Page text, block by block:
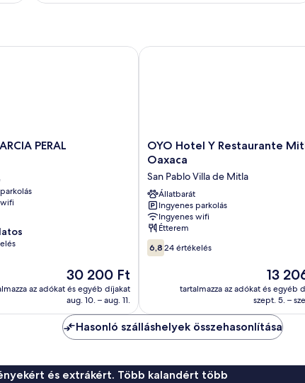
PERAL
Az
ár
30 200 Ft
30 200 Ft
az adókat és egyéb díjakat
aug. 10. – aug. 11.
PERAL
OYO
Hotel
Restaurante
Mitla,
Oaxaca
San
Pablo
Villa
de
OYO Hotel Y Restaurante
Oaxaca
San Pablo Villa de Mitla
Állatbarát
Ingyenes parkolás
Ingyenes wifi
Étterem
6.8
ennyiből:
értékelés
6,8 24 értékelés
Az
ár
13 206 Ft
13
tartalmazza az adókat és egyéb
szept. 5. –
OYO Hotel Y Restaurante Mitla,
Hasonló szálláshelyek összehasonlítása
és extrákért. Több kalandért több